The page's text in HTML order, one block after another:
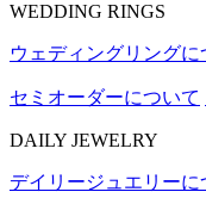
WEDDING RINGS
ウェディングリングに
セミオーダーについて
DAILY JEWELRY
デイリージュエリーに